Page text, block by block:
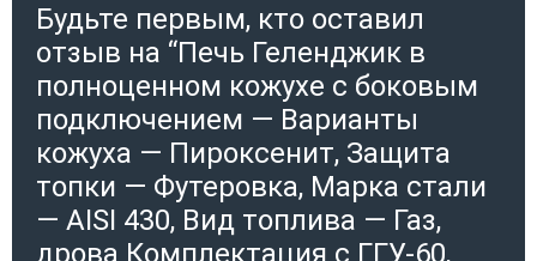
Будьте первым, кто оставил
отзыв на “Печь Геленджик в
полноценном кожухе с боковым
подключением — Варианты
кожуха — Пироксенит, Защита
топки — Футеровка, Марка стали
— AISI 430, Вид топлива — Газ,
дрова Комплектация с ГГУ-60,